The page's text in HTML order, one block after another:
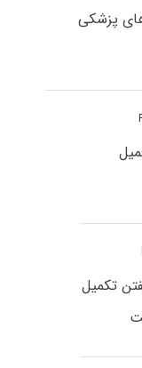
های پزشکی
تکمیل